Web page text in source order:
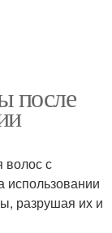
после
волос с
использовании
разрушая их и